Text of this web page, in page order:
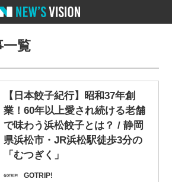
覧
【日本餃子紀行】昭和37年創
業！60年以上愛され続ける老舗
で味わう浜松餃子とは？ / 静岡
県浜松市・JR浜松駅徒歩3分の
「むつぎく」
GOTRIP!